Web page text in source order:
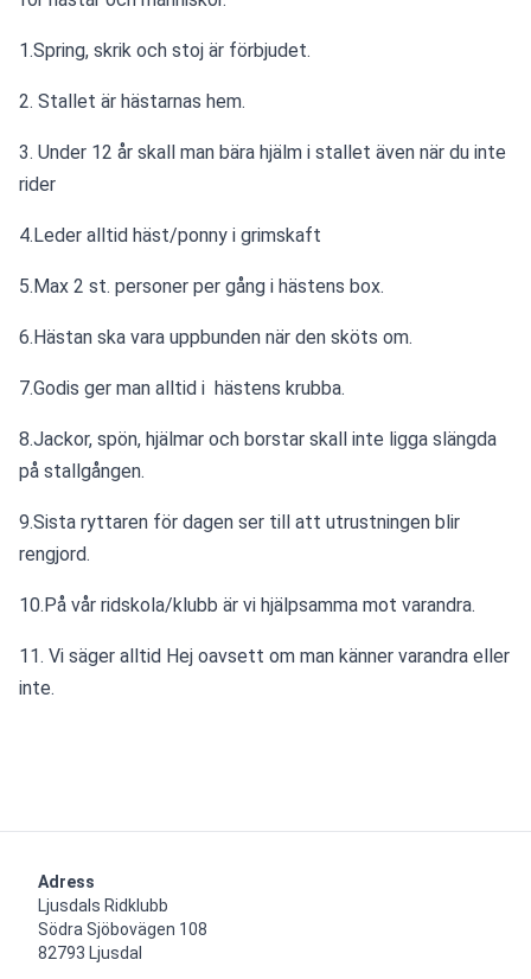
1.Spring, skrik och stoj är förbjudet.
2. Stallet är hästarnas hem.
3. Under 12 år skall man bära hjälm i stallet även när du inte
rider
4.Leder alltid häst/ponny i grimskaft
5.Max 2 st. personer per gång i hästens box.
6.Hästan ska vara uppbunden när den sköts om.
7.Godis ger man alltid i  hästens krubba.
8.Jackor, spön, hjälmar och borstar skall inte ligga slängda
på stallgången.
9.Sista ryttaren för dagen ser till att utrustningen blir
rengjord.
10.På vår ridskola/klubb är vi hjälpsamma mot varandra.
11. Vi säger alltid Hej oavsett om man känner varandra eller
inte.
Adress
Ljusdals Ridklubb
Södra Sjöbovägen 108
82793 Ljusdal